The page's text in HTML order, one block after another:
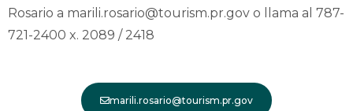
Rosario a marili.rosario@tourism.pr.gov o llama al 787-
721-2400 x. 2089 / 2418
marili.rosario@tourism.pr.gov